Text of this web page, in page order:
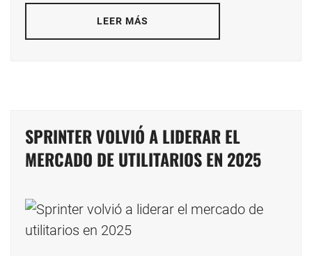
LEER MÁS
SPRINTER VOLVIÓ A LIDERAR EL
MERCADO DE UTILITARIOS EN 2025